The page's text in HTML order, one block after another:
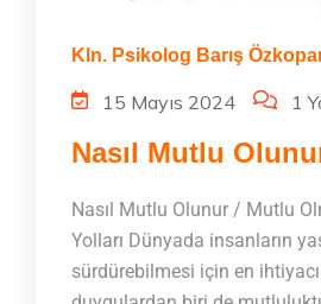
Kln. Psikolog Barış
15 Mayıs 2024 1
Nasıl Mutlu
Nasıl Mutlu Olunur / Mutlu
Yolları Dünyada insanların
sürdürebilmesi için en